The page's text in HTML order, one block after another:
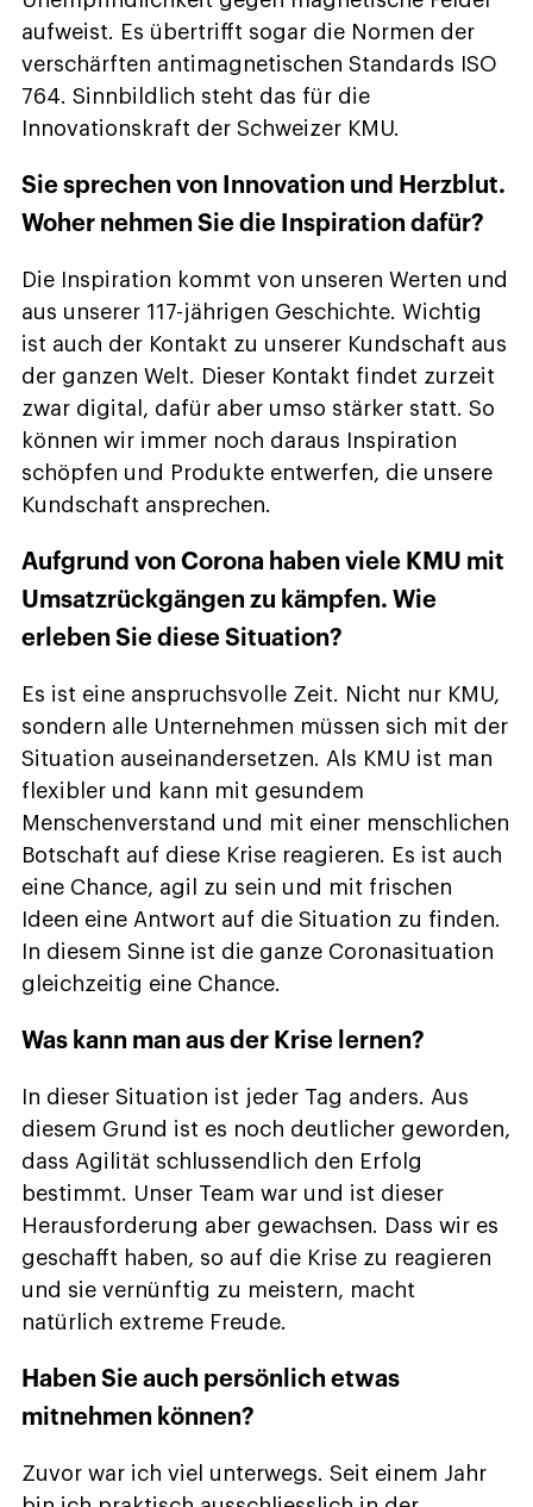
aufweist. Es übertrifft sogar die Normen der
verschärften antimagnetischen Standards ISO
764. Sinnbildlich steht das für die
Innovationskraft der Schweizer KMU.
Sie sprechen von Innovation und Herzblut.
Woher nehmen Sie die Inspiration dafür?
Die Inspiration kommt von unseren Werten und
aus unserer 117-jährigen Geschichte. Wichtig
ist auch der Kontakt zu unserer Kundschaft aus
der ganzen Welt. Dieser Kontakt findet zurzeit
zwar digital, dafür aber umso stärker statt. So
können wir immer noch daraus Inspiration
schöpfen und Produkte entwerfen, die unsere
Kundschaft ansprechen.
Aufgrund von Corona haben viele KMU mit
Umsatzrückgängen zu kämpfen. Wie
erleben Sie diese Situation?
Es ist eine anspruchsvolle Zeit. Nicht nur KMU,
sondern alle Unternehmen müssen sich mit der
Situation auseinandersetzen. Als KMU ist man
flexibler und kann mit gesundem
Menschenverstand und mit einer menschlichen
Botschaft auf diese Krise reagieren. Es ist auch
eine Chance, agil zu sein und mit frischen
Ideen eine Antwort auf die Situation zu finden.
In diesem Sinne ist die ganze Coronasituation
gleichzeitig eine Chance.
Was kann man aus der Krise lernen?
In dieser Situation ist jeder Tag anders. Aus
diesem Grund ist es noch deutlicher geworden,
dass Agilität schlussendlich den Erfolg
bestimmt. Unser Team war und ist dieser
Herausforderung aber gewachsen. Dass wir es
geschafft haben, so auf die Krise zu reagieren
und sie vernünftig zu meistern, macht
natürlich extreme Freude.
Haben Sie auch persönlich etwas
mitnehmen können?
Zuvor war ich viel unterwegs. Seit einem Jahr